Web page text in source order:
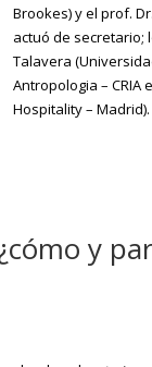
Brookes) y el prof.
actuó de secretario;
Talavera
Antropologia – CRIA
Hospitality – Madrid).
y